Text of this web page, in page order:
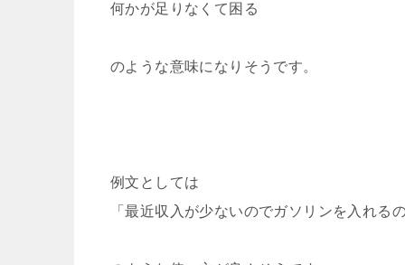
何かが足りなくて困る
のような意味になりそうです。
例文としては
「最近収入が少ないのでガソリンを入れる